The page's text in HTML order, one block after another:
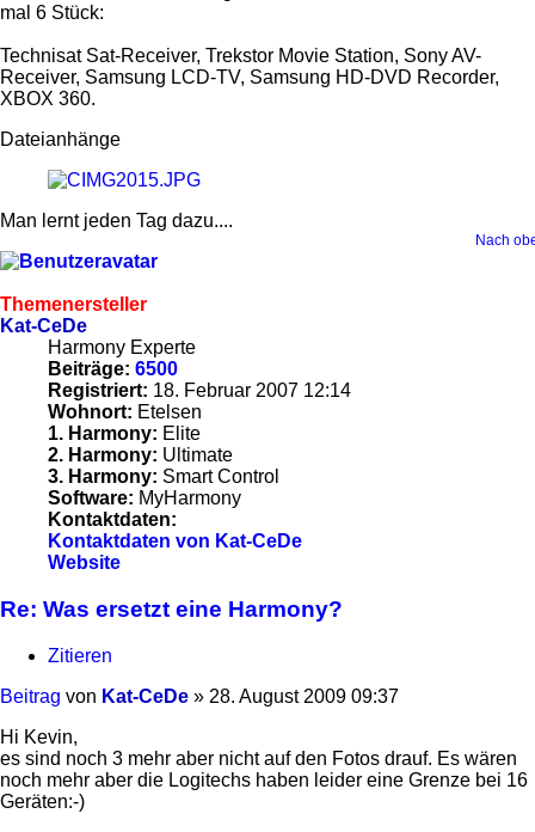
mal 6 Stück:
Technisat Sat-Receiver, Trekstor Movie Station, Sony AV-
Receiver, Samsung LCD-TV, Samsung HD-DVD Recorder,
XBOX 360.
Dateianhänge
Man lernt jeden Tag dazu....
Nach
Themenersteller
Kat-CeDe
Harmony Experte
Beiträge: 6500
Registriert: 18. Februar 2007 12:14
Wohnort: Etelsen
1. Harmony: Elite
2. Harmony: Ultimate
3. Harmony: Smart Control
Software: MyHarmony
Kontaktdaten:
Kontaktdaten von Kat-CeDe
Website
Re: Was ersetzt eine Harmony?
Zitieren
Beitrag von Kat-CeDe » 28. August 2009 09:37
Hi Kevin,
es sind noch 3 mehr aber nicht auf den Fotos drauf. Es wären
noch mehr aber die Logitechs haben leider eine Grenze bei 16
Geräten:-)